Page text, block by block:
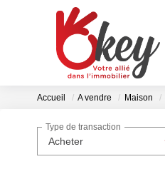
Accueil A vendre Maison
Acheter
Type de transaction